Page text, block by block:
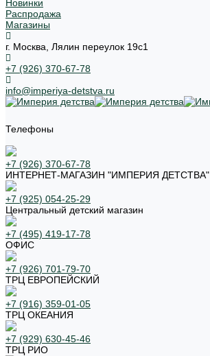
Новинки
Распродажа
Магазины
г. Москва, Лялин переулок 19с1
+7 (926) 370-67-78
info@imperiya-detstva.ru
Телефоны
+7 (926) 370-67-78
ИНТЕРНЕТ-МАГАЗИН "ИМПЕРИЯ ДЕТСТВА"
+7 (925) 054-25-29
Центральный детский магазин
+7 (495) 419-17-78
ОФИС
+7 (926) 701-79-70
ТРЦ ЕВРОПЕЙСКИЙ
+7 (916) 359-01-05
ТРЦ ОКЕАНИЯ
+7 (929) 630-45-46
ТРЦ РИО